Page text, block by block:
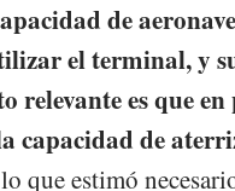
de
el terminal, y
relevante es que en
capacidad de
que estimó